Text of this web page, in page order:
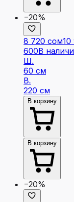
−20%
8 720 сом
600В
Ш.
60 см
В.
220 см
В корзину
В корзину
−20%